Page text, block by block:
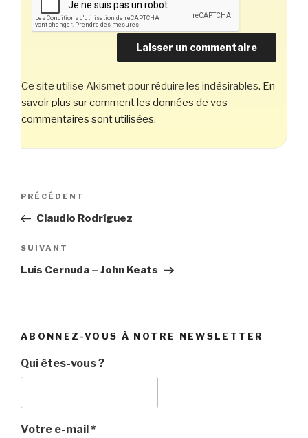
Ce site utilise Akismet pour réduire les indésirables. En
savoir plus sur comment les données de vos
commentaires sont utilisées.
Navigation
l’article
Article
précédent
PRÉCÉDENT
Claudio Rodríguez
Article
suivant
SUIVANT
Luis Cernuda – John Keats
ABONNEZ-VOUS À NOTRE NEWSLETTER
Qui êtes-vous ?
Votre e-mail *